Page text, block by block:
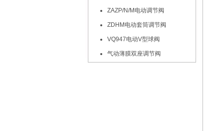
ZAZP/N/M电动调节阀
ZDHM电动套筒调节阀
VQ947电动V型球阀
气动薄膜双座调节阀